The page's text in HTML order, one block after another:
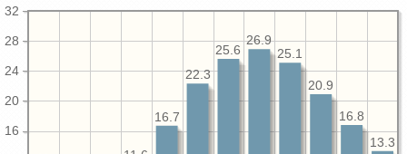
16
20
24
28
32
13.3
16.8
20.9
25.1
26.9
25.6
22.3
16.7